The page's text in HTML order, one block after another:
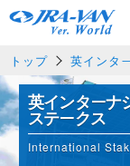
トップ 英インタ
英インターナ
ステークス
International